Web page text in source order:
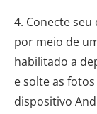
4. Conecte
por meio de
habilitado a
e solte as
dispositivo